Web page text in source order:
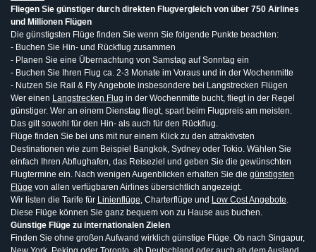
Fliegen Sie günstiger durch direkten Flugvergleich von über 750 Airlines
und Millionen Flügen
Die günstigsten Flüge finden Sie wenn Sie folgende Punkte beachten:
- Buchen Sie Hin- und Rückflug zusammen
- Planen Sie eine Übernachtung von Samstag auf Sonntag ein
- Buchen Sie Ihren Flug ca. 2-3 Monate im Voraus und in der Wochenmitte
- Nutzen Sie Rail & Fly Angebote insbesondere bei Langstrecken Flügen
Wer einen Langstrecken Flug in der Wochenmitte bucht, fliegt in der Regel
günstiger. Wer an einem Dienstag fliegt, spart beim Flugpreis am meisten.
Das gilt sowohl für den Hin- als auch für den Rückflug.
Flüge finden Sie bei uns mit nur einem Klick zu den attraktivsten
Destinationen wie zum Beispiel Bangkok, Sydney oder Tokio. Wählen Sie
einfach Ihren Abflughafen, das Reiseziel und geben Sie die gewünschten
Flugtermine ein. Nach wenigen Augenblicken erhalten Sie die günstigsten
Flüge von allen verfügbaren Airlines übersichtlich angezeigt.
Wir listen die Tarife für Linienflüge, Charterflüge und Low Cost Angebote.
Diese Flüge können Sie ganz bequem von zu Hause aus buchen.
Günstige Flüge zu internationalen Zielen
Finden Sie ohne großen Aufwand wirklich günstige Flüge. Ob nach Singapur,